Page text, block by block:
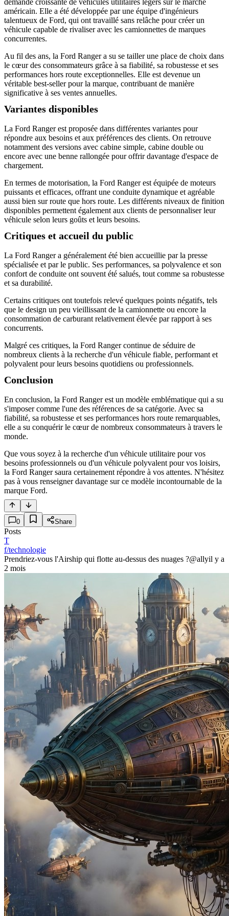
demande croissante de véhicules utilitaires légers sur le marché
américain. Elle a été développée par une équipe d'ingénieurs
talentueux de Ford, qui ont travaillé sans relâche pour créer un
véhicule capable de rivaliser avec les camionnettes de marques
concurrentes.
Au fil des ans, la Ford Ranger a su se tailler une place de choix dans
le cœur des consommateurs grâce à sa fiabilité, sa robustesse et ses
performances hors route exceptionnelles. Elle est devenue un
véritable best-seller pour la marque, contribuant de manière
significative à ses ventes annuelles.
Variantes disponibles
La Ford Ranger est proposée dans différentes variantes pour
répondre aux besoins et aux préférences des clients. On retrouve
notamment des versions avec cabine simple, cabine double ou
encore avec une benne rallongée pour offrir davantage d'espace de
chargement.
En termes de motorisation, la Ford Ranger est équipée de moteurs
puissants et efficaces, offrant une conduite dynamique et agréable
aussi bien sur route que hors route. Les différents niveaux de finition
disponibles permettent également aux clients de personnaliser leur
véhicule selon leurs goûts et leurs besoins.
Critiques et accueil du public
La Ford Ranger a généralement été bien accueillie par la presse
spécialisée et par le public. Ses performances, sa polyvalence et son
confort de conduite ont souvent été salués, tout comme sa robustesse
et sa durabilité.
Certains critiques ont toutefois relevé quelques points négatifs, tels
que le design un peu vieillissant de la camionnette ou encore la
consommation de carburant relativement élevée par rapport à ses
concurrents.
Malgré ces critiques, la Ford Ranger continue de séduire de
nombreux clients à la recherche d'un véhicule fiable, performant et
polyvalent pour leurs besoins quotidiens ou professionnels.
Conclusion
En conclusion, la Ford Ranger est un modèle emblématique qui a su
s'imposer comme l'une des références de sa catégorie. Avec sa
fiabilité, sa robustesse et ses performances hors route remarquables,
elle a su conquérir le cœur de nombreux consommateurs à travers le
monde.
Que vous soyez à la recherche d'un véhicule utilitaire pour vos
besoins professionnels ou d'un véhicule polyvalent pour vos loisirs,
la Ford Ranger saura certainement répondre à vos attentes. N'hésitez
pas à vous renseigner davantage sur ce modèle incontournable de la
marque Ford.
0 Share
Posts
T
f/technologie
Prendriez-vous l'Airship qui flotte au-dessus des nuages ?@allyil y a
2 mois